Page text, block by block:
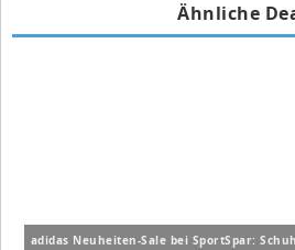
Ähnliche
adidas Neuheiten-Sale bei SportSpar: